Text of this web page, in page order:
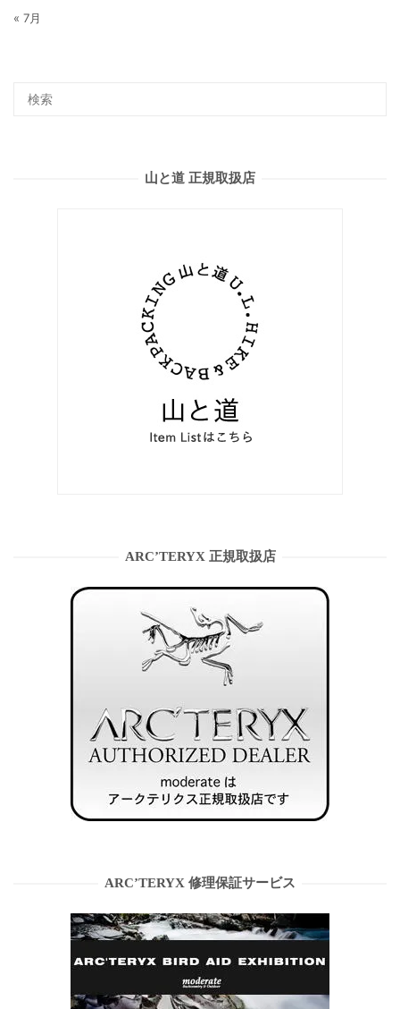
« 7月
山と道 正規取扱店
ARC’TERYX 正規取扱店
ARC’TERYX 修理保証サービス